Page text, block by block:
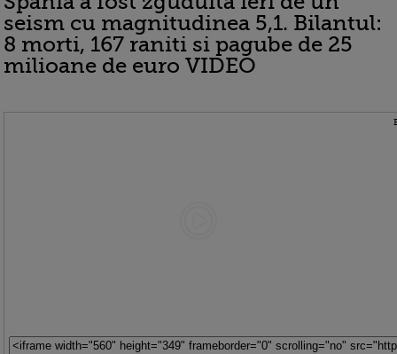
seism cu magnitudinea 5,1. Bilantul:
8 morti, 167 raniti si pagube de 25
milioane de euro VIDEO